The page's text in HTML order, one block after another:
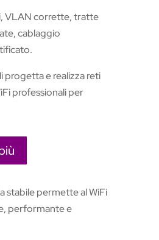
VLAN corrette, tratte
cablaggio
progetta e realizza reti
professionali per
stabile permette al WiFi
performante e